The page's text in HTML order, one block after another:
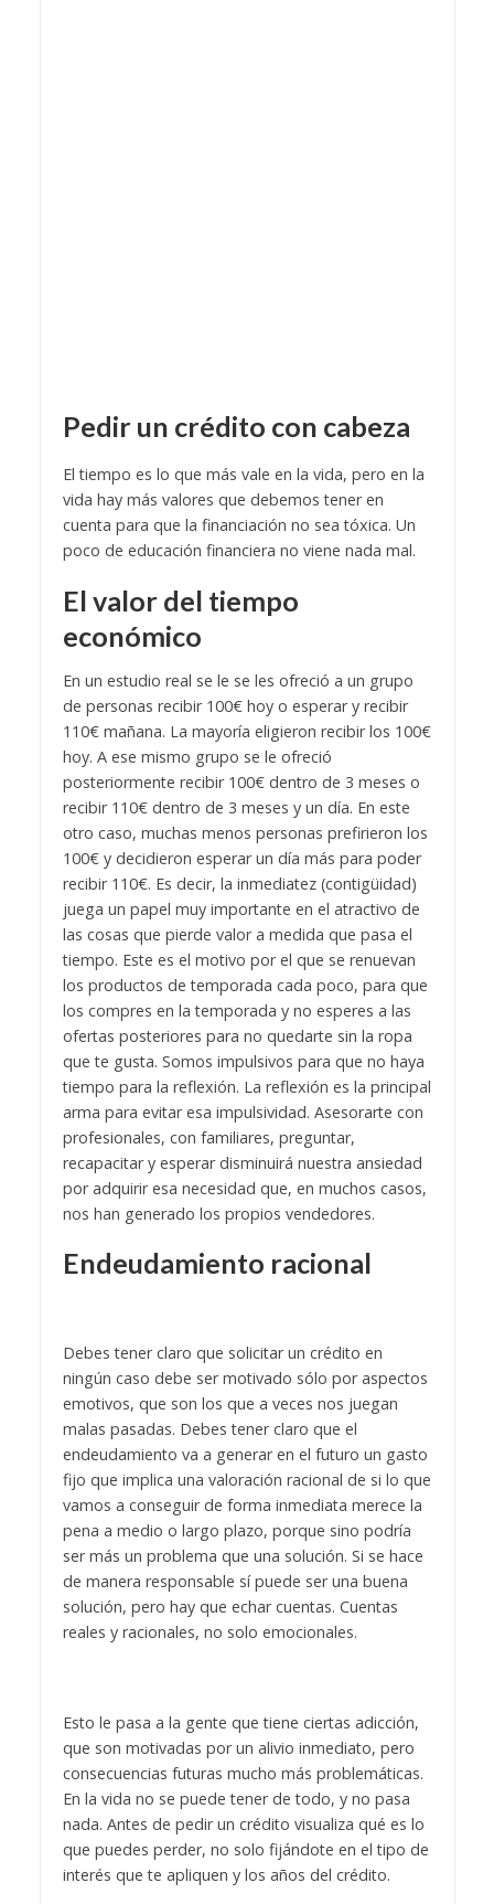
Pedir un crédito con cabeza
El tiempo es lo que más vale en la vida, pero en la
vida hay más valores que debemos tener en
cuenta para que la financiación no sea tóxica. Un
poco de educación financiera no viene nada mal.
El valor del tiempo
económico
En un estudio real se le se les ofreció a un grupo
de personas recibir 100€ hoy o esperar y recibir
110€ mañana. La mayoría eligieron recibir los 100€
hoy. A ese mismo grupo se le ofreció
posteriormente recibir 100€ dentro de 3 meses o
recibir 110€ dentro de 3 meses y un día. En este
otro caso, muchas menos personas prefirieron los
100€ y decidieron esperar un día más para poder
recibir 110€. Es decir, la inmediatez (contigüidad)
juega un papel muy importante en el atractivo de
las cosas que pierde valor a medida que pasa el
tiempo. Este es el motivo por el que se renuevan
los productos de temporada cada poco, para que
los compres en la temporada y no esperes a las
ofertas posteriores para no quedarte sin la ropa
que te gusta. Somos impulsivos para que no haya
tiempo para la reflexión. La reflexión es la principal
arma para evitar esa impulsividad. Asesorarte con
profesionales, con familiares, preguntar,
recapacitar y esperar disminuirá nuestra ansiedad
por adquirir esa necesidad que, en muchos casos,
nos han generado los propios vendedores.
Endeudamiento racional
Debes tener claro que solicitar un crédito en
ningún caso debe ser motivado sólo por aspectos
emotivos, que son los que a veces nos juegan
malas pasadas. Debes tener claro que el
endeudamiento va a generar en el futuro un gasto
fijo que implica una valoración racional de si lo que
vamos a conseguir de forma inmediata merece la
pena a medio o largo plazo, porque sino podría
ser más un problema que una solución. Si se hace
de manera responsable sí puede ser una buena
solución, pero hay que echar cuentas. Cuentas
reales y racionales, no solo emocionales.
Esto le pasa a la gente que tiene ciertas adicción,
que son motivadas por un alivio inmediato, pero
consecuencias futuras mucho más problemáticas.
En la vida no se puede tener de todo, y no pasa
nada. Antes de pedir un crédito visualiza qué es lo
que puedes perder, no solo fijándote en el tipo de
interés que te apliquen y los años del crédito.